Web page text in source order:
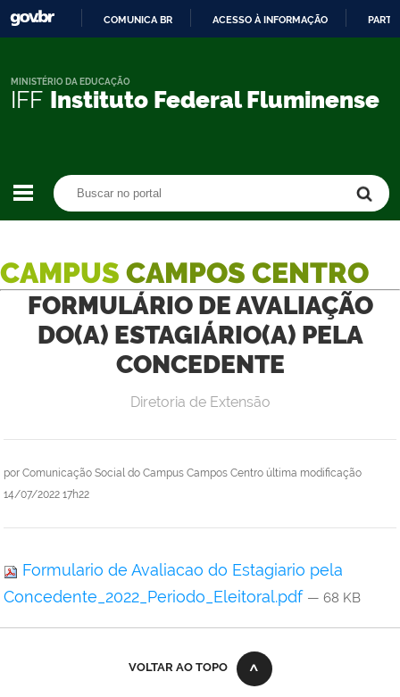
CONTEÚDO
COMUNICA BR ACESSO À INFORMAÇÃO
IFF Instituto Federal Fluminense
MINISTÉRIO DA EDUCAÇÃO
CAMPUS CAMPOS CENTRO
FORMULÁRIO DE AVALIAÇÃO
DO(A) ESTAGIÁRIO(A) PELA
CONCEDENTE
por Comunicação Social do Campus Campos Centro última modificação
14/07/2022 17h22
Diretoria de Extensão
Formulario de Avaliacao do Estagiario pela
Concedente_2022_Periodo_Eleitoral.pdf — 68 KB
VOLTAR AO TOPO